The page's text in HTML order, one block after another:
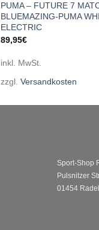
PUMA – FUTURE 7
BLUEMAZING-PUMA
ELECTRIC
89,95€
inkl. MwSt.
zzgl.Versandkosten
Sport-Shop
Pulsnitzer
01454